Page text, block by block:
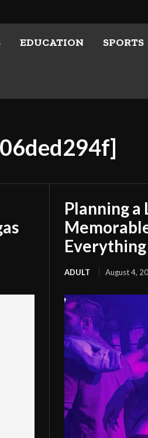
EDUCATION SPORTS
Planning a
Everything
ADULT August 4,